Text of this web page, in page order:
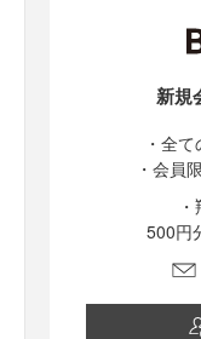
新規
・全
・会員
500円